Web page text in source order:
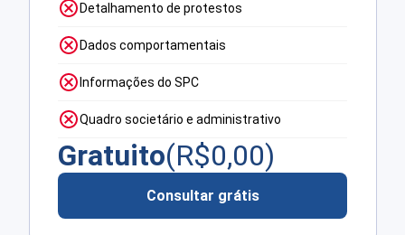
Detalhamento de protestos
Dados comportamentais
Informações do SPC
Quadro societário e administrativo
Gratuito(R$0,00)
Consultar grátis